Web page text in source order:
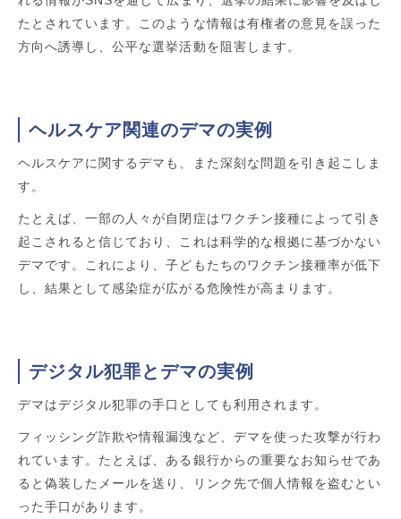
たとされています。このような情報は有権者の意見を誤った
方向へ誘導し、公平な選挙活動を阻害します。
ヘルスケア関連のデマの実例
ヘルスケアに関するデマも、また深刻な問題を引き起こしま
す。
たとえば、一部の人々が自閉症はワクチン接種によって引き
起こされると信じており、これは科学的な根拠に基づかない
デマです。これにより、子どもたちのワクチン接種率が低下
し、結果として感染症が広がる危険性が高まります。
デジタル犯罪とデマの実例
デマはデジタル犯罪の手口としても利用されます。
フィッシング詐欺や情報漏洩など、デマを使った攻撃が行わ
れています。たとえば、ある銀行からの重要なお知らせであ
ると偽装したメールを送り、リンク先で個人情報を盗むとい
った手口があります。